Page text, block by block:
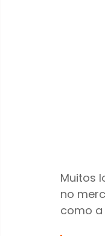
Muitos
no
como